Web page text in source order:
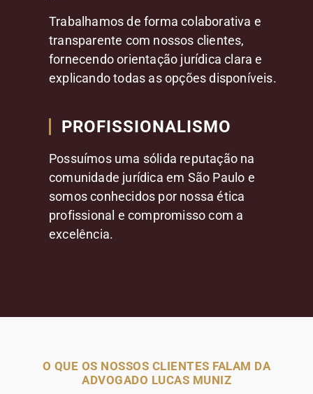
Trabalhamos de forma colaborativa e
transparente com nossos clientes,
fornecendo orientação jurídica clara e
explicando todas as opções disponíveis.
PROFISSIONALISMO
Possuímos uma sólida reputação na
comunidade jurídica em São Paulo e
somos conhecidos por nossa ética
profissional e compromisso com a
excelência.
O QUE OS NOSSOS CLIENTES FALAM DA
ADVOGADO LUCAS MUNIZ